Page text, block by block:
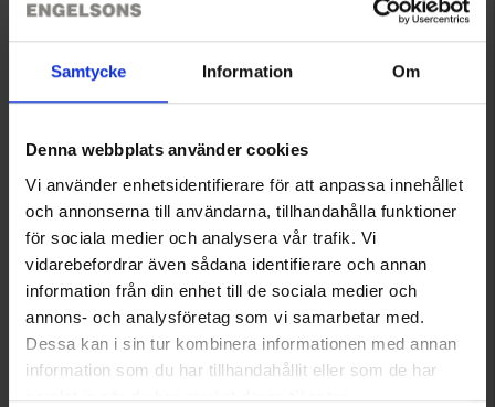
Samtycke Information Om
Denna webbplats använder cookies
Vi använder enhetsidentifierare för att anpassa innehållet
och annonserna till användarna, tillhandahålla funktioner
för sociala medier och analysera vår trafik. Vi
vidarebefordrar även sådana identifierare och annan
information från din enhet till de sociala medier och
annons- och analysföretag som vi samarbetar med.
Dessa kan i sin tur kombinera informationen med annan
information som du har tillhandahållit eller som de har
samlat in när du har använt deras tjänster.
Herreboksere Hjort
4854
Fra99 kr.
Herre Jagtskjorte Vännäs
Brokared
3090
225 kr.